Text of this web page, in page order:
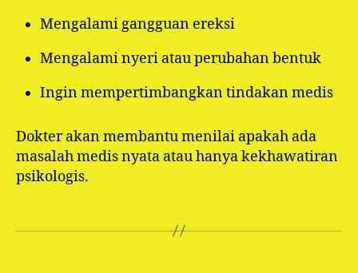
Mengalami gangguan ereksi
Mengalami nyeri atau perubahan bentuk
Ingin mempertimbangkan tindakan medis
Dokter akan membantu menilai apakah ada
masalah medis nyata atau hanya kekhawatiran
psikologis.